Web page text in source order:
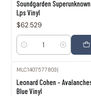
Soundgarden
Lps Vinyl
$62.529
Cantidad
MLC1407577803|
Leonard Cohen -
Blue Vinyl